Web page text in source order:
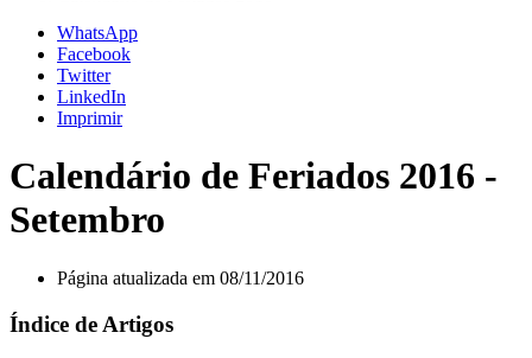
WhatsApp
Facebook
Twitter
LinkedIn
Imprimir
Calendário de Feriados 2016 -
Setembro
Página atualizada em 08/11/2016
Índice de Artigos